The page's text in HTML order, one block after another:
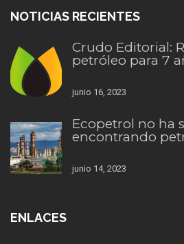
NOTICIAS RECIENTES
Crudo Editorial:
petróleo para 7
junio 16, 2023
Ecopetrol no ha
encontrando
junio 14, 2023
ENLACES